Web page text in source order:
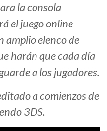
la consola
el juego online
amplio elenco de
harán que cada día
a los jugadores.
a comienzos de
3DS.